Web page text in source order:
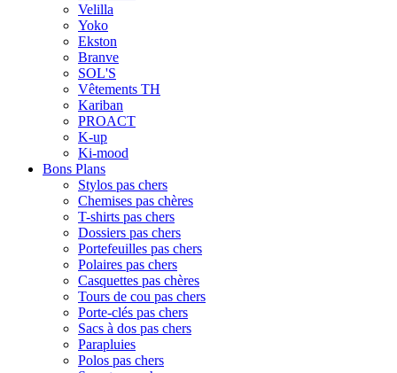
Velilla
Yoko
Ekston
Branve
SOL'S
Vêtements TH
Kariban
PROACT
K-up
Ki-mood
Bons Plans
Stylos pas chers
Chemises pas chères
T-shirts pas chers
Dossiers pas chers
Portefeuilles pas chers
Polaires pas chers
Casquettes pas chères
Tours de cou pas chers
Porte-clés pas chers
Sacs à dos pas chers
Parapluies
Polos pas chers